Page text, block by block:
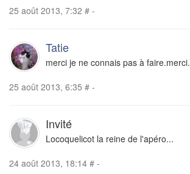
25 août 2013, 7:32 # -
Tatie
merci je ne connais pas à faire.merci.
25 août 2013, 6:35 # -
Invité
Locoquelicot la reine de l'apéro...
24 août 2013, 18:14 # -